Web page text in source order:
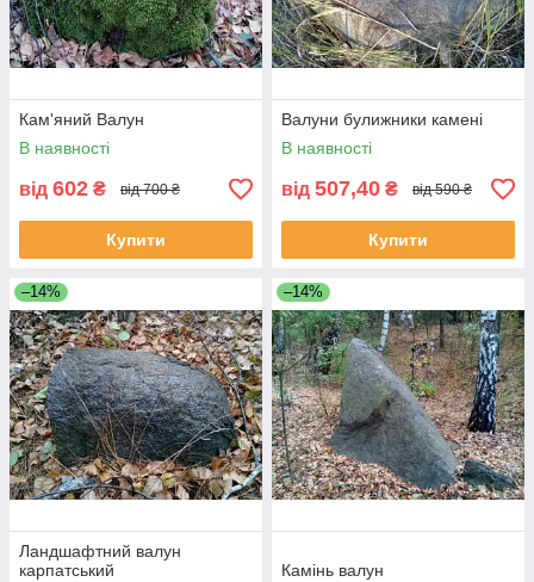
Кам'яний Валун
В наявності
від 602 ₴ від 700 ₴
Купити
Валуни булижники камені
В наявності
від 507,40 ₴ від 590 ₴
Купити
–14%
Ландшафтний валун
карпатський
–14%
Камінь валун